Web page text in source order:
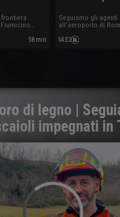
di
58 min
Seguiamo gli agenti
all’aeroporto di
documenti
S4:E2
di legno |
impegnati in